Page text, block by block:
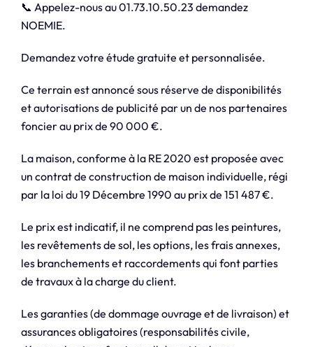
📞 Appelez-nous au 01.73.10.50.23 demandez
NOEMIE.
Demandez votre étude gratuite et personnalisée.
Ce terrain est annoncé sous réserve de disponibilités
et autorisations de publicité par un de nos partenaires
foncier au prix de 90 000 €.
La maison, conforme à la RE 2020 est proposée avec
un contrat de construction de maison individuelle, régi
par la loi du 19 Décembre 1990 au prix de 151 487 €.
Le prix est indicatif, il ne comprend pas les peintures,
les revêtements de sol, les options, les frais annexes,
les branchements et raccordements qui font parties
de travaux à la charge du client.
Les garanties (de dommage ouvrage et de livraison) et
assurances obligatoires (responsabilités civile,